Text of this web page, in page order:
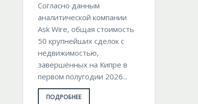
Согласно данным
аналитической компании
Ask Wire, общая стоимость
50 крупнейших сделок с
недвижимостью,
завершённых на Кипре в
первом полугодии 2026...
ПОДРОБНЕЕ